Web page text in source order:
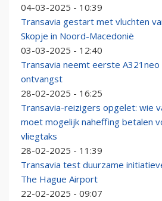
04-03-2025 - 10:39
Transavia gestart met vluchten
Skopje in Noord-Macedonië
03-03-2025 - 12:40
Transavia neemt eerste A321neo
ontvangst
28-02-2025 - 16:25
Transavia-reizigers opgelet: wie
moet mogelijk naheffing betalen
vliegtaks
28-02-2025 - 11:39
Transavia test duurzame
The Hague Airport
22-02-2025 - 09:07